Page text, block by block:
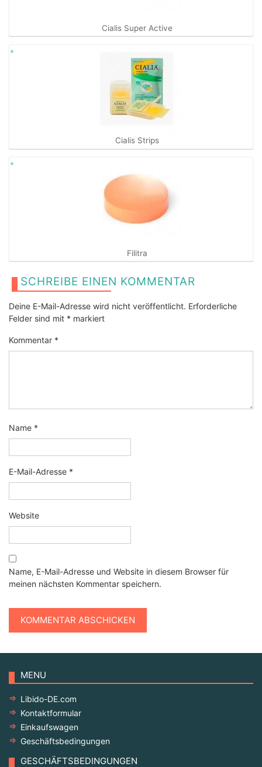
Cialis Super Active
Cialis Strips
Filitra
SCHREIBE EINEN KOMMENTAR
Deine E-Mail-Adresse wird nicht veröffentlicht. Erforderliche
Felder sind mit * markiert
Kommentar *
Name *
E-Mail-Adresse *
Website
Name, E-Mail-Adresse und Website in diesem Browser für
meinen nächsten Kommentar speichern.
MENU
Libido-DE.com
Kontaktformular
Einkaufswagen
Geschäftsbedingungen
GESCHÄFTSBEDINGUNGEN